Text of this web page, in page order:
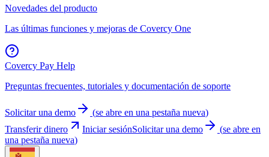
Novedades del producto
Las últimas funciones y mejoras de Covercy One
Covercy Pay Help
Preguntas frecuentes, tutoriales y documentación de soporte
Solicitar una demo (se abre en una pestaña nueva)
Transferir dinero
Iniciar sesiónSolicitar una demo (se abre en
una pestaña nueva)